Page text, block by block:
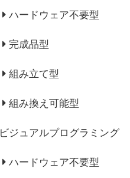
ハードウェア不要型
完成品型
組み立て型
組み換え可能型
ビジュアルプログラミング
ハードウェア不要型